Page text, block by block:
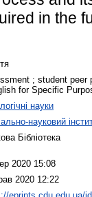
in the
; student peer
for Specific
науки
науковий
Бібліотека
2020 15:08
2020 12:22